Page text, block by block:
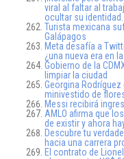
viral al faltar al
ocultar su identidad.
Turista mexicana
Galápagos
Meta desafía a
¿una nueva era en
Gobierno de la
limpiar la ciudad
Georgina
minivestido de
Messi recibirá
AMLO afirma que
de existir y ahora
Descubre tu
hacia una carrera
El contrato de